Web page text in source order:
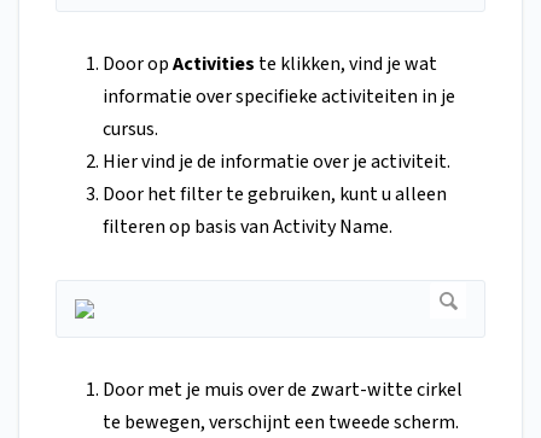
Door opActivities te klikken, vind je wat
informatie over specifieke activiteiten in je
cursus.
Hier vind je de informatie over je activiteit.
Door het filter te gebruiken, kunt u alleen
filteren op basis van Activity Name.
Door met je muis over de zwart-witte cirkel
te bewegen, verschijnt een tweede scherm.